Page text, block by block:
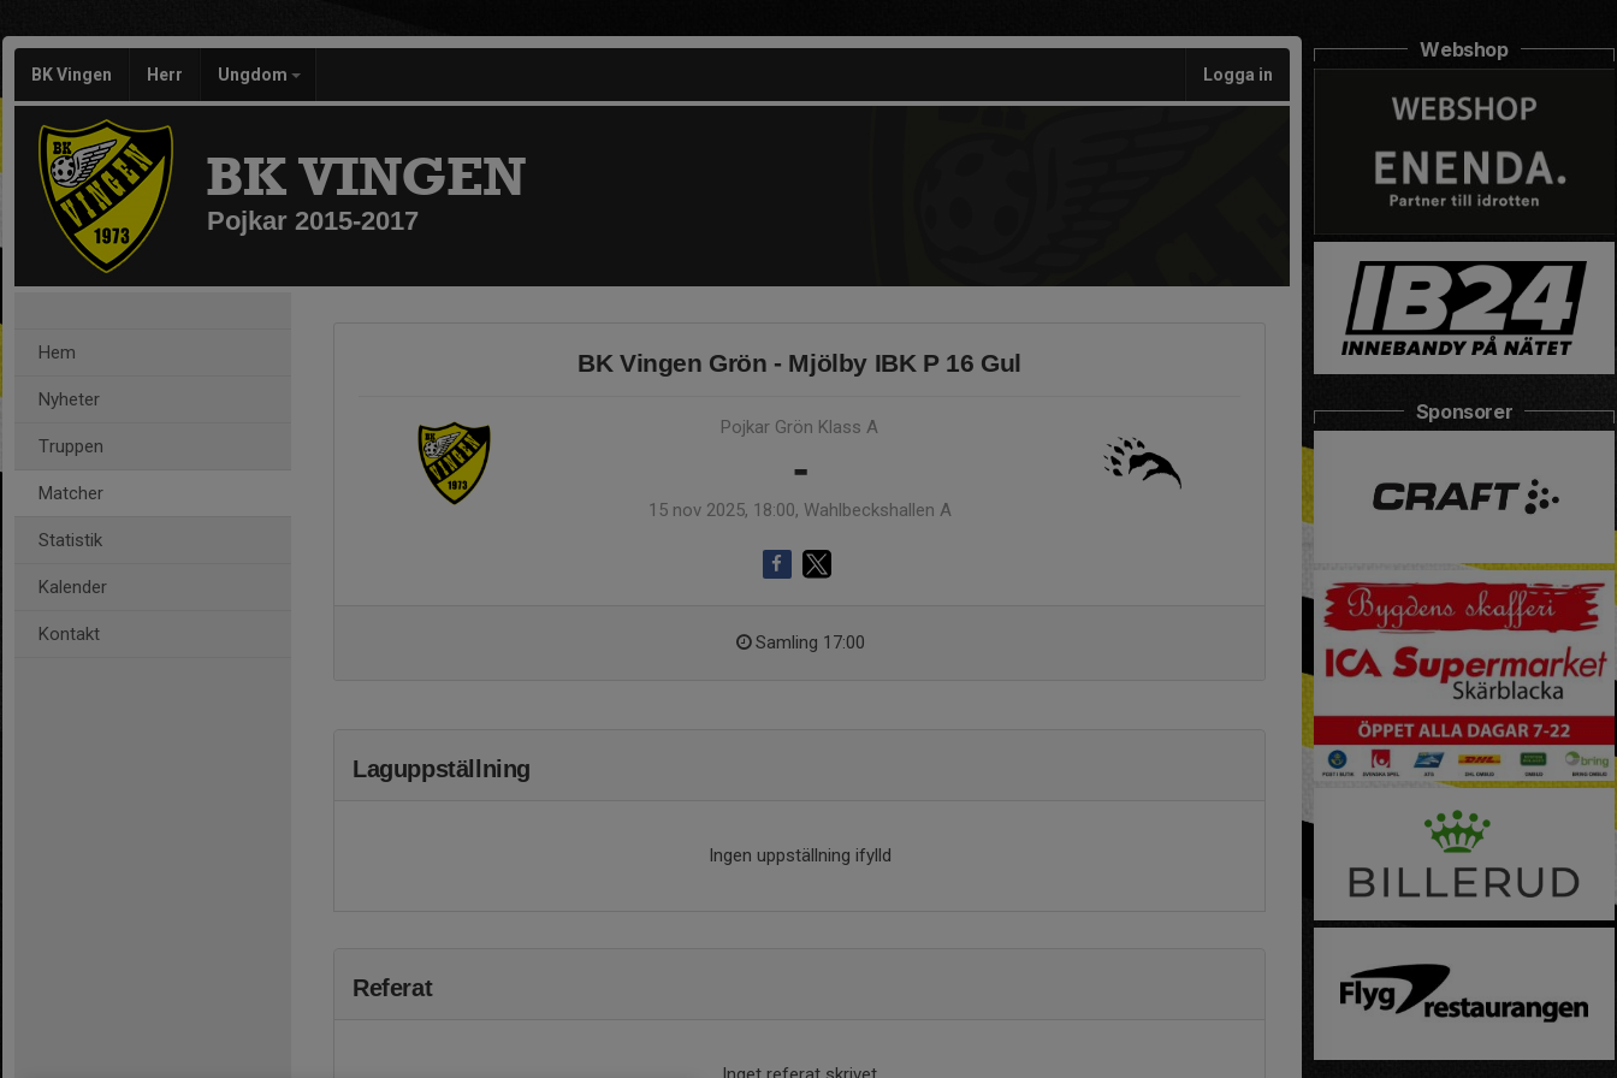
BK Vingen Herr Ungdom Logga in
BK VINGEN
Pojkar 2015-2017
Hem
Nyheter
Truppen
Matcher
Statistik
Kalender
Kontakt
BK Vingen Grön - Mjölby IBK P 16 Gul
Pojkar Grön Klass A
-
15 nov 2025, 18:00, Wahlbeckshallen A
Samling 17:00
Laguppställning
Ingen uppställning ifylld
Referat
Webshop
Sponsorer